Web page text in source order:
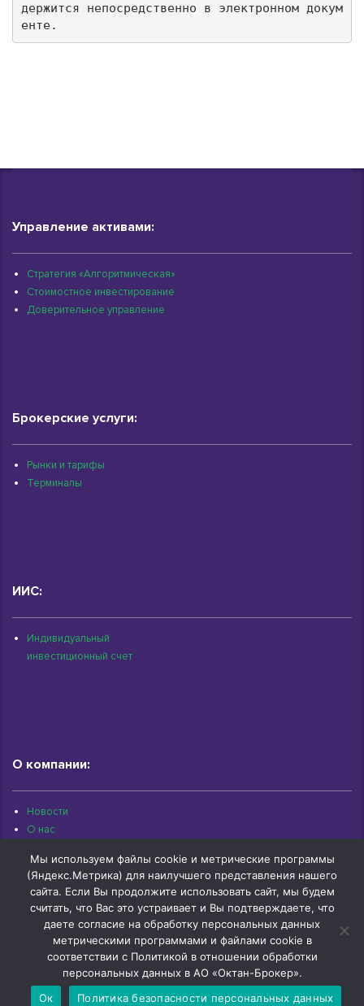
держится непосредственно в электронном докум
енте.
Управление активами:
Стратегия «Алгоритмическая»
Стоимостное инвестирование
Доверительное управление
Брокерские услуги:
Рынки и тарифы
Терминалы
ИИС:
Индивидуальный
инвестиционный счет
О компании:
Новости
О нас
Контакты
Архив документов
© 1997-2026 «Октан-Брокер» | г.Омск, ул.Красный Путь, 109 оф.510 |
+7 (3812) 29-00-92
Мы используем файлы cookie и метрические программы
(Яндекс.Метрика) для наилучшего представления нашего
сайта. Если Вы продолжите использовать сайт, мы будем
считать, что Вас это устраивает и Вы подтверждаете, что
даете согласие на обработку персональных данных
метрическими программами и файлами cookie в
соответствии с Политикой в отношении обработки
персональных данных в АО «Октан-Брокер».
Ок
Политика безопасности персональных данных